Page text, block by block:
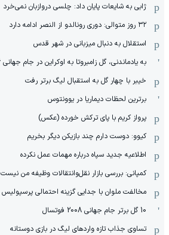
ژابی به شایعات پایان داد: چلسی دروازبان نمی‌خرد
۳۲ روز متوالی: دوری رونالدو از النصر ادامه دارد
استقلال به دنبال میزبانی در شهر قدس
به یادماندنی، گل زامبروتا به اوکراین در جام جهانی 2006
خیبر با چهار گل به استقبال لیگ برتر رفت
برترین لحظات دیماریا در یوونتوس
پرواز کریم با پای ترکش خورده (عکس)
کیوو: دوست دارم چند بازیکن دیگر بخریم
اطلاعیه جدید سپاه درباره مهمات عمل نکرده
کمپانی: بررسی بازار نقل‌وانتقالات وظیفه من نیست
مخالفت ملوان با جدایی گزینه احتمالی پرسپولیس
10 گل برتر جام جهانی 2008 فوتسال
تساوی جذاب تازه واردهای لیگ در بازی دوستانه